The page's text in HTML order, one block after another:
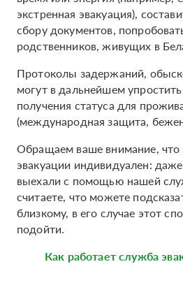
экстренная эвакуация),
сбору документов,
родственников, живущих в
Протоколы задержаний,
могут в дальнейшем
получения статуса для
(международная защита,
Обращаем ваше внимание,
эвакуации индивидуален:
выехали с помощью нашей
считаете, что можете
близкому, в его случае этот
подойти.
Как работает служба